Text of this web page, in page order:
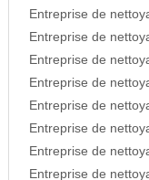
Entreprise de
Entreprise de
Entreprise de
Entreprise de
Entreprise de
Entreprise de
Entreprise de
Entreprise de